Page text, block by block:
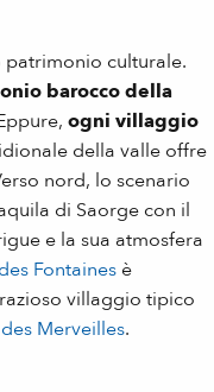
culturale.
barocco della
ogni villaggio
della valle offre
nord, lo scenario
di Saorge con il
e la sua atmosfera
Fontaines è
villaggio tipico
Merveilles.